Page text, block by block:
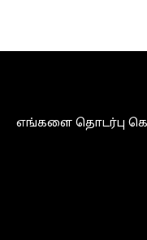
எங்களை தொடர்பு